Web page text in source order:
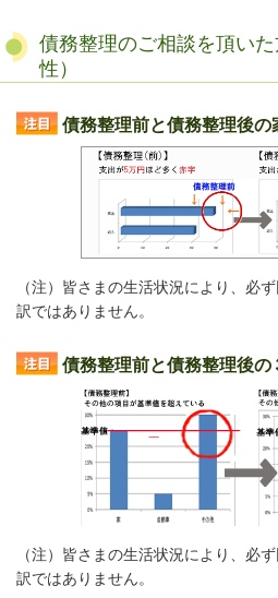
債務整理のご相談を頂い
性）
債務整理前と債務整理後の
（注）皆さまの生活状況により、必
訳ではありません。
債務整理前と債務整理後の
（注）皆さまの生活状況により、必
訳ではありません。